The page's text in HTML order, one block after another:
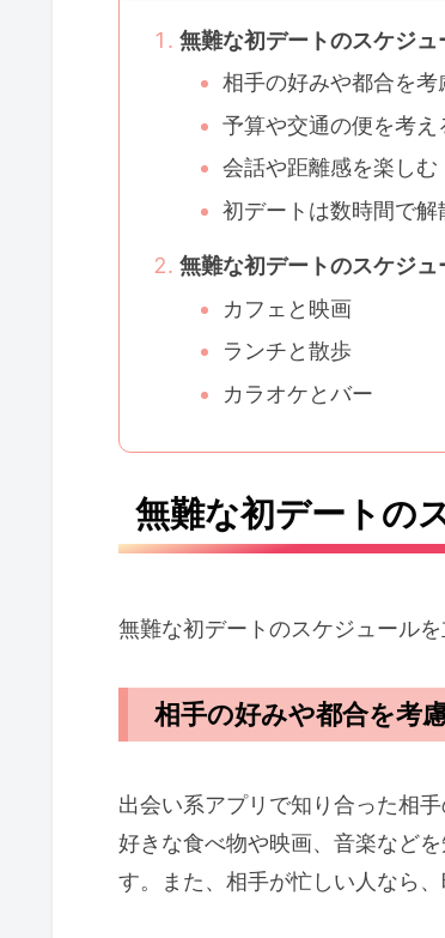
無難な初デートのスケジュ
相手の好みや都合を考
予算や交通の便を考え
会話や距離感を楽しむ
初デートは数時間で解
無難な初デートのスケジュ
カフェと映画
ランチと散歩
カラオケとバー
無難な初デートの
無難な初デートのスケジュール
相手の好みや都合を考
出会い系アプリで知り合った相
好きな食べ物や映画、音楽など
す。また、相手が忙しい人なら